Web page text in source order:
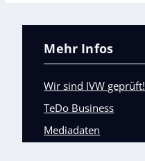
Mehr Infos
Wir sind IVW geprüft!
TeDo Business
Mediadaten